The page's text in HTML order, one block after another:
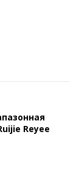
Reyee